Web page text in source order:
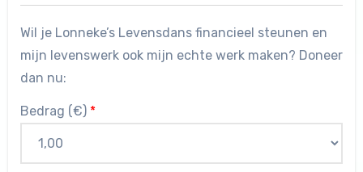
Wil je Lonneke’s Levensdans financieel steunen en
mijn levenswerk ook mijn echte werk maken? Doneer
dan nu:
Bedrag (€) *